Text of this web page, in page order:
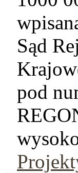
Sąd
pod